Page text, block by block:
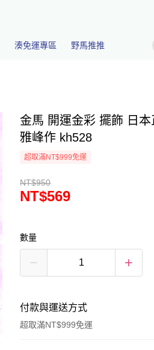
湊免運專區 野馬推推
金馬 開運金彩 擺飾 日
雅峰作 kh528
超取滿NT$999免運
NT$950
NT$569
數量
付款與運送方式
超取滿NT$999免運